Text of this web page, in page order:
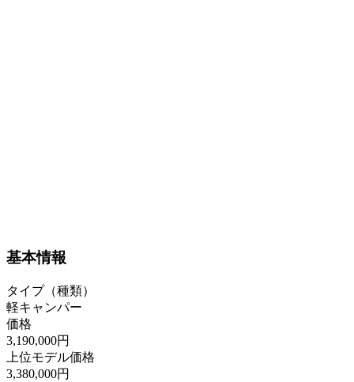
基本情報
タイプ（種類）
軽キャンパー
価格
3,190,000円
上位モデル価格
3,380,000円